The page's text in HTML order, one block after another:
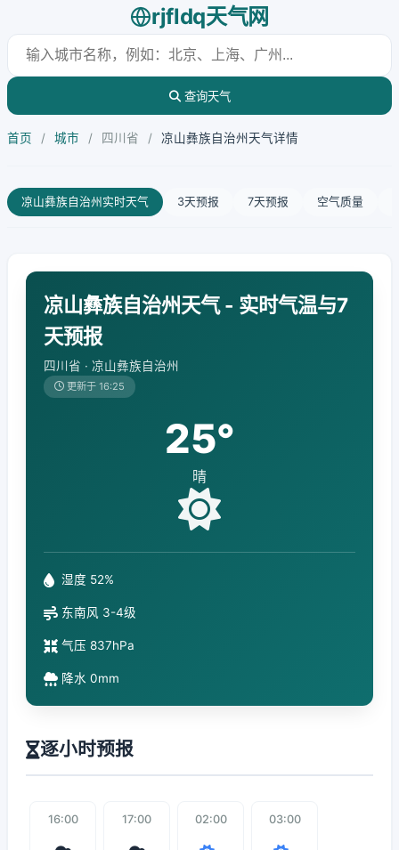
rjfldq天气网
查询天气
首页 / 城市 / 四川省 / 凉山彝族自治州天气详情
凉山彝族自治州实时天气 3天预报 7天预报 空气质量
凉山彝族自治州天气 - 实时气温与7
天预报
四川省 · 凉山彝族自治州
更新于 16:25
25°
晴
湿度 52%
东南风 3-4级
气压 837hPa
降水 0mm
逐小时预报
16:00 17:00 02:00 03:00